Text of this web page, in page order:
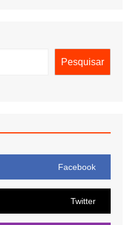
Pesquisar
Facebook
Twitter